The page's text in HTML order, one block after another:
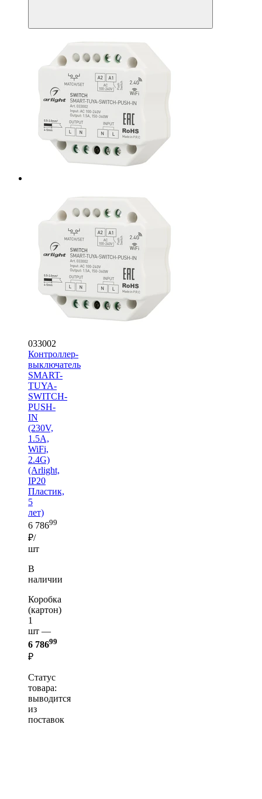
033002
Контроллер-
выключатель
SMART-
TUYA-
SWITCH-
PUSH-
IN
(230V,
1.5A,
WiFi,
2.4G)
(Arlight,
IP20
Пластик,
5
лет)
6 78699
₽/
шт
В
наличии
Коробка
(картон)
1
шт —
6 78699
₽
Статус
товара:
выводится
из
поставок